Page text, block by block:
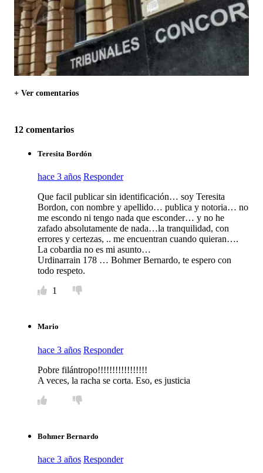
+ Ver comentarios
12 comentarios
Teresita Bordón
hace 3 años Responder
Que facil publicar sin identificación… soy Teresita
Bordon, con nombre y apellido… publica y notoria… no
me escondo ni tengo nada que esconder… y no he
zafado absolutamente de nada…la tranquilidad, con
errores y certezas, .. me encuentran cuando quieran….
La cobardia no es mi asunto…
Urdinarrain 178 … Bohmer Bernardo, te espero con
todo respeto.
1
Mario
hace 3 años Responder
Pobre filántropo!!!!!!!!!!!!!!!!!
A veces, la racha se corta. Eso, es justicia
Bohmer Bernardo
hace 3 años Responder